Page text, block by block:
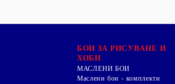
БОИ ЗА РИСУВАНЕ И
ХОБИ
МАСЛЕНИ БОИ
Маслени бои - комплекти